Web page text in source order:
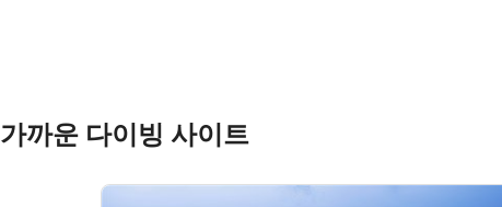
가까운 다이빙 사이트
Develop and improve services